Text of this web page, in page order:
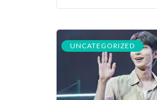
UNCATEGORIZED